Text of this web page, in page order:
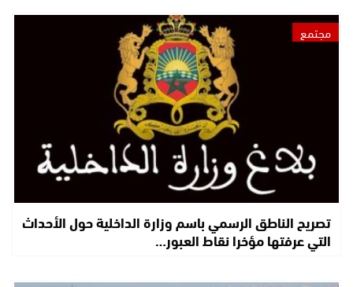
مجتمع
تصريح الناطق الرسمي باسم وزارة الداخلية حول الأحداث
التي عرفتها مؤخرا نقاط العبور…